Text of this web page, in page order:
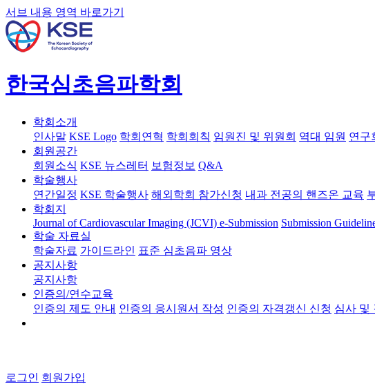
서브 내용 영역 바로가기
한국심초음파학회
학회소개
인사말 KSE Logo 학회연혁 학회회칙 임원진 및 위원회 역대 임원 연구
회원공간
회원소식 KSE 뉴스레터 보험정보 Q&A
학술행사
연간일정 KSE 학술행사 해외학회 참가신청 내과 전공의 핸즈온 교육
학회지
Journal of Cardiovascular Imaging (JCVI) e-Submission Submission
학술 자료실
학술자료 가이드라인 표준 심초음파 영상
공지사항
공지사항
인증의/연수교육
인증의 제도 안내 인증의 응시원서 작성 인증의 자격갱신 신청 심사 및
로그인 회원가입